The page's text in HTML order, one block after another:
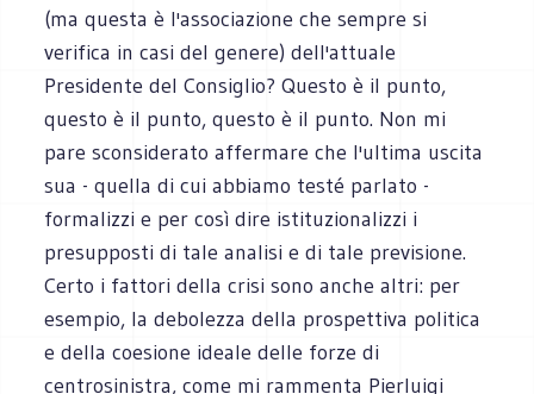
(ma questa è l'associazione che sempre si
verifica in casi del genere) dell'attuale
Presidente del Consiglio? Questo è il punto,
questo è il punto, questo è il punto. Non mi
pare sconsiderato affermare che l'ultima uscita
sua - quella di cui abbiamo testé parlato -
formalizzi e per così dire istituzionalizzi i
presupposti di tale analisi e di tale previsione.
Certo i fattori della crisi sono anche altri: per
esempio, la debolezza della prospettiva politica
e della coesione ideale delle forze di
centrosinistra, come mi rammenta Pierluigi